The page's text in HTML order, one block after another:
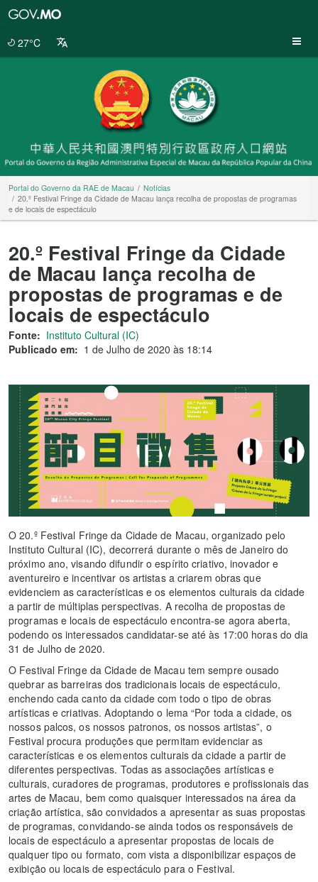
27°C
Portal do Governo da RAE de Macau
Notícias
20.º Festival Fringe da Cidade de Macau lança recolha de propostas de programas
e de locais de espectáculo
20.º Festival Fringe da Cidade
de Macau lança recolha de
propostas de programas e de
locais de espectáculo
Fonte: Instituto Cultural (IC)
Publicado em: 1 de Julho de 2020 às 18:14
O 20.º Festival Fringe da Cidade de Macau, organizado pelo
Instituto Cultural (IC), decorrerá durante o mês de Janeiro do
próximo ano, visando difundir o espírito criativo, inovador e
aventureiro e incentivar os artistas a criarem obras que
evidenciem as características e os elementos culturais da cidade
a partir de múltiplas perspectivas. A recolha de propostas de
programas e locais de espectáculo encontra-se agora aberta,
podendo os interessados candidatar-se até às 17:00 horas do dia
31 de Julho de 2020.
O Festival Fringe da Cidade de Macau tem sempre ousado
quebrar as barreiras dos tradicionais locais de espectáculo,
enchendo cada canto da cidade com todo o tipo de obras
artísticas e criativas. Adoptando o lema “Por toda a cidade, os
nossos palcos, os nossos patronos, os nossos artistas”, o
Festival procura produções que permitam evidenciar as
características e os elementos culturais da cidade a partir de
diferentes perspectivas. Todas as associações artísticas e
culturais, curadores de programas, produtores e profissionais das
artes de Macau, bem como quaisquer interessados ​​na área da
criação artística, são convidados a apresentar as suas propostas
de programas, convidando-se ainda todos os responsáveis de
locais de espectáculo a apresentar propostas de locais de
qualquer tipo ou formato, com vista a disponibilizar espaços de
exibição ou locais de espectáculo para o Festival.